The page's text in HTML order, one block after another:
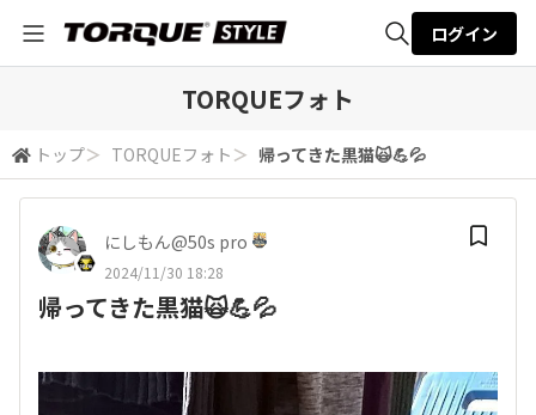
検索
ログイン
TORQUEフォト
トップ＞ TORQUEフォト ＞ 帰ってきた黒猫🙀💪💦
にしもん@50s pro
2024/11/30 18:28
帰ってきた黒猫🙀💪💦